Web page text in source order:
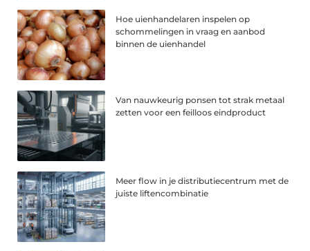
Hoe uienhandelaren inspelen op
schommelingen in vraag en aanbod
binnen de uienhandel
Van nauwkeurig ponsen tot strak metaal
zetten voor een feilloos eindproduct
Meer flow in je distributiecentrum met de
juiste liftencombinatie